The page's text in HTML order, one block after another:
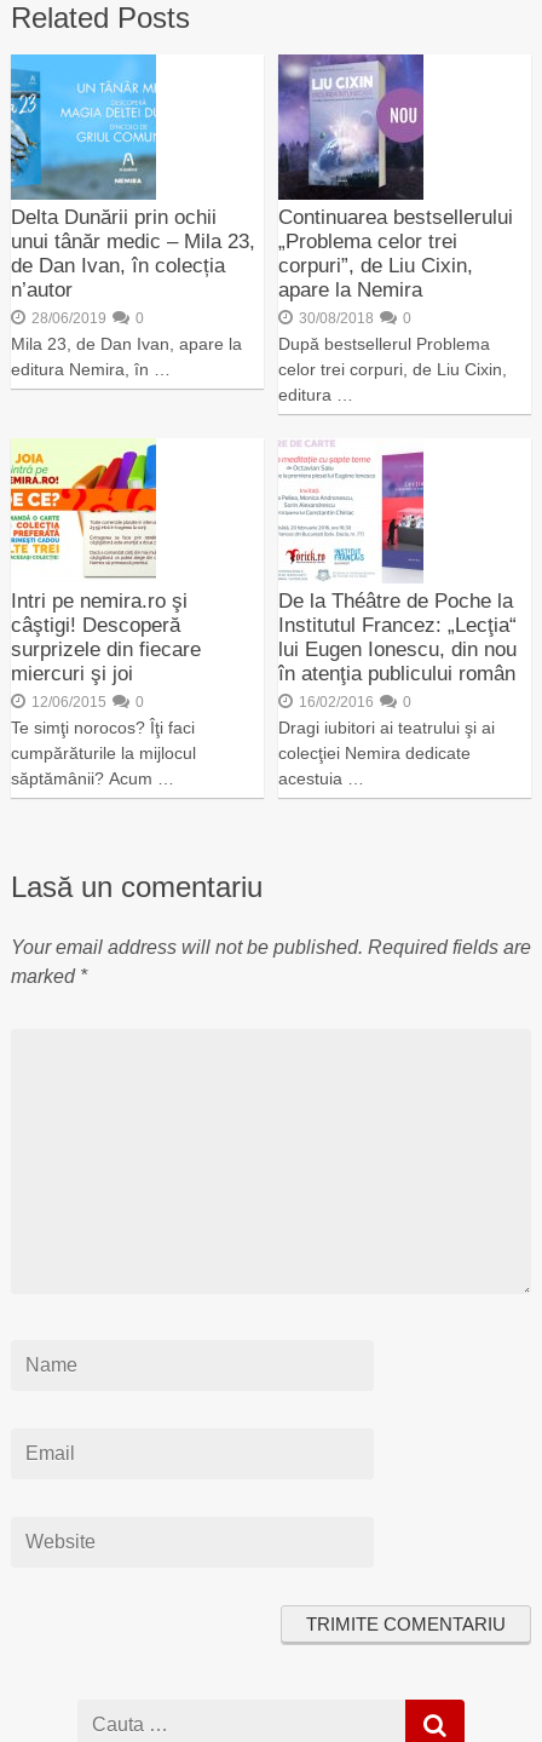
Related Posts
Delta Dunării prin ochii
unui tânăr medic – Mila 23,
de Dan Ivan, în colecția
n’autor
28/06/2019 0
Mila 23, de Dan Ivan, apare la
editura Nemira, în …
Continuarea bestsellerului
„Problema celor trei
corpuri”, de Liu Cixin,
apare la Nemira
30/08/2018 0
După bestsellerul Problema
celor trei corpuri, de Liu Cixin,
editura …
Intri pe nemira.ro şi
câştigi! Descoperă
surprizele din fiecare
miercuri şi joi
12/06/2015 0
Te simţi norocos? Îţi faci
cumpărăturile la mijlocul
săptămânii? Acum …
De la Théâtre de Poche la
Institutul Francez: „Lecţia“
lui Eugen Ionescu, din nou
în atenţia publicului român
16/02/2016 0
Dragi iubitori ai teatrului şi ai
colecţiei Nemira dedicate
acestuia …
Lasă un comentariu
Your email address will not be published. Required fields are
marked *
Cauta